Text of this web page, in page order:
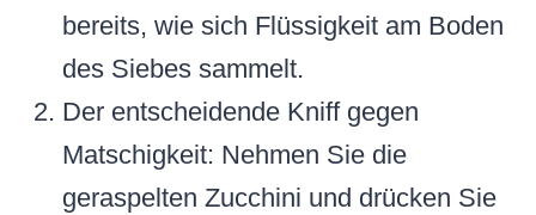
bereits, wie sich Flüssigkeit am Boden
des Siebes sammelt.
Der entscheidende Kniff gegen
Matschigkeit: Nehmen Sie die
geraspelten Zucchini und drücken Sie